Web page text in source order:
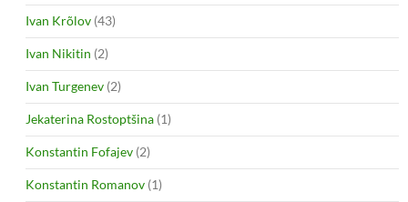
Ivan Krõlov (43)
Ivan Nikitin (2)
Ivan Turgenev (2)
Jekaterina Rostoptšina (1)
Konstantin Fofajev (2)
Konstantin Romanov (1)